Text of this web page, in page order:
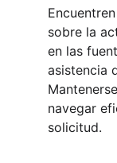
sobre la
en las
asistencia
navegar
solicitud.